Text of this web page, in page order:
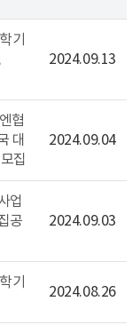
기
2024.09.13
협
대
집
2024.09.04
업
공
2024.09.03
기
2024.08.26